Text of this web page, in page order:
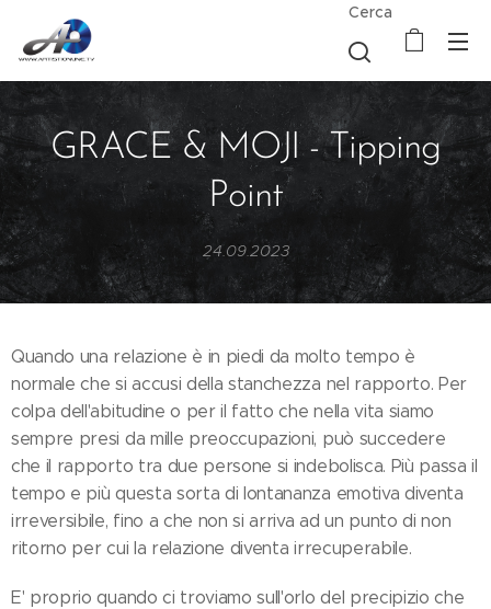
Cerca
GRACE & MOJI - Tipping
Point
24.09.2023
Quando una relazione è in piedi da molto tempo è
normale che si accusi della stanchezza nel rapporto. Per
colpa dell'abitudine o per il fatto che nella vita siamo
sempre presi da mille preoccupazioni, può succedere
che il rapporto tra due persone si indebolisca. Più passa il
tempo e più questa sorta di lontananza emotiva diventa
irreversibile, fino a che non si arriva ad un punto di non
ritorno per cui la relazione diventa irrecuperabile.
E' proprio quando ci troviamo sull'orlo del precipizio che